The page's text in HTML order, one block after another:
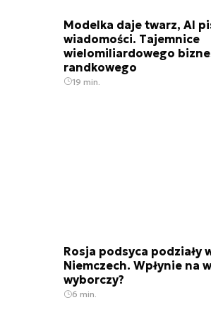
Modelka daje twarz, AI
wiadomości. Tajemnice
wielomiliardowego
randkowego
19 min.
Rosja podsyca podziały
Niemczech. Wpłynie na
wyborczy?
6 min.